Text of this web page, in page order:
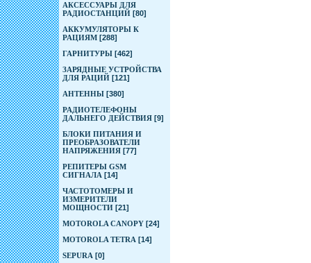
АКСЕССУАРЫ ДЛЯ
РАДИОСТАНЦИЙ [80]
АККУМУЛЯТОРЫ К
РАЦИЯМ [288]
ГАРНИТУРЫ [462]
ЗАРЯДНЫЕ УСТРОЙСТВА
ДЛЯ РАЦИЙ [121]
АНТЕННЫ [380]
РАДИОТЕЛЕФОНЫ
ДАЛЬНЕГО ДЕЙСТВИЯ [9]
БЛОКИ ПИТАНИЯ И
ПРЕОБРАЗОВАТЕЛИ
НАПРЯЖЕНИЯ [77]
РЕПИТЕРЫ GSM
СИГНАЛА [14]
ЧАСТОТОМЕРЫ И
ИЗМЕРИТЕЛИ
МОЩНОСТИ [21]
MOTOROLA CANOPY [24]
MOTOROLA TETRA [14]
SEPURA [0]